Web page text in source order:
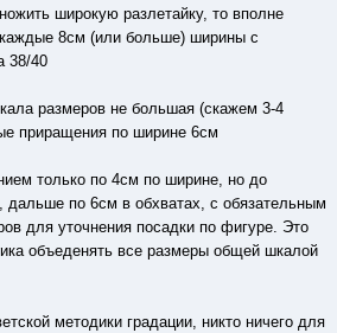
широкую разлетайку, то вполне
8см (или больше) ширины с
38/40
размеров не большая (скажем 3-4
приращения по ширине 6см
только по 4см по ширине, но до
дальше по 6см в обхватах, с обязательным
для уточнения посадки по фигуре. Это
объеденять все размеры общей шкалой
методики градации, никто ничего для